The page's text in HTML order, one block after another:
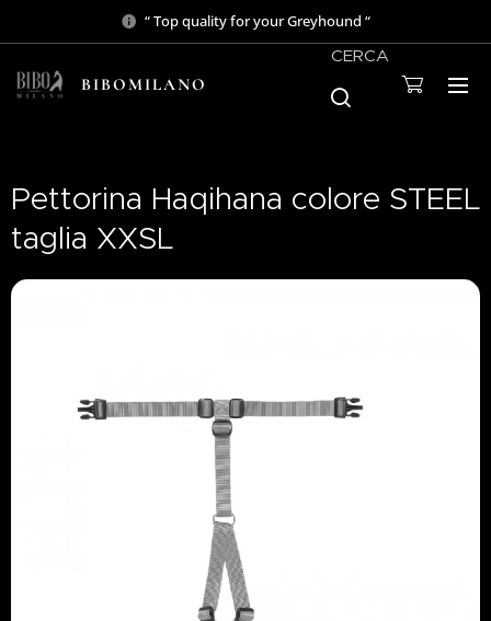
“ Top quality for your Greyhound “
BIBOMILANO
CERCA
Pettorina Haqihana colore STEEL
taglia XXSL